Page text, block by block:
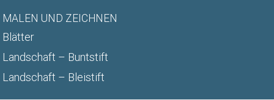
MALEN UND ZEICHNEN
Blätter
Landschaft – Buntstift
Landschaft – Bleistift